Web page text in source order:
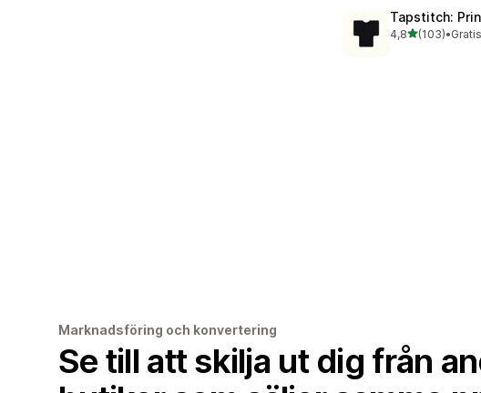
Tapstitch:
4,8av 5 stjärnor
(103)
103 recensioner
•
Marknadsföring och konvertering
Se till att skilja ut dig från